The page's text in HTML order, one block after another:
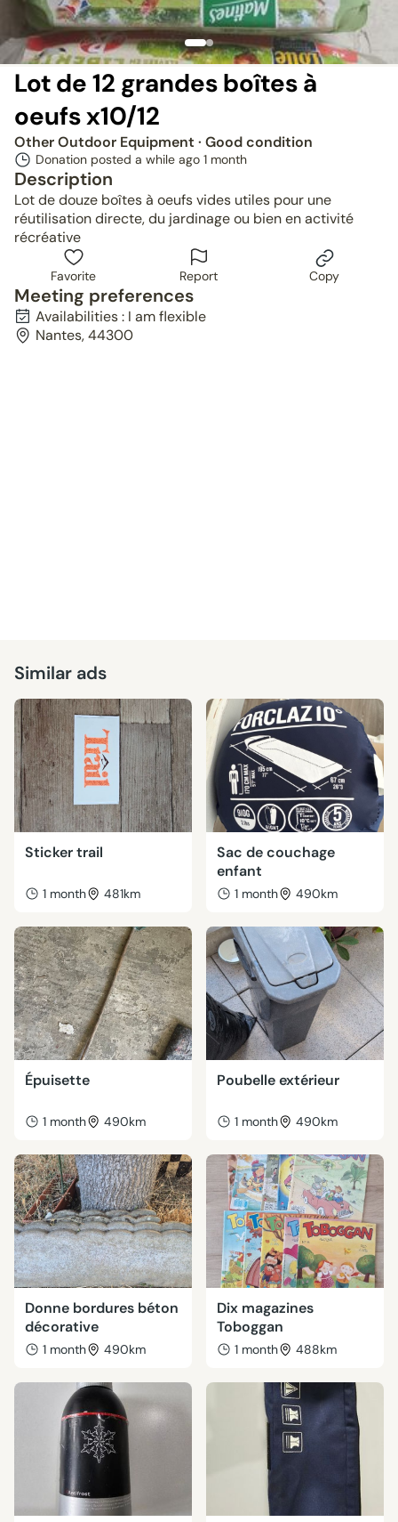
Lot de 12 grandes boîtes à
oeufs x10/12
Other Outdoor Equipment · Good condition
Donation posted a while ago 1 month
Description
Lot de douze boîtes à oeufs vides utiles pour une
réutilisation directe, du jardinage ou bien en activité
récréative
Favorite Report Copy
Meeting preferences
Availabilities : I am flexible
Nantes, 44300
Similar ads
Sticker trail
1 month 481km
Sac de couchage
enfant
1 month 490km
Épuisette
1 month 490km
Poubelle extérieur
1 month 490km
Donne bordures béton
décorative
1 month 490km
Dix magazines
Toboggan
1 month 488km